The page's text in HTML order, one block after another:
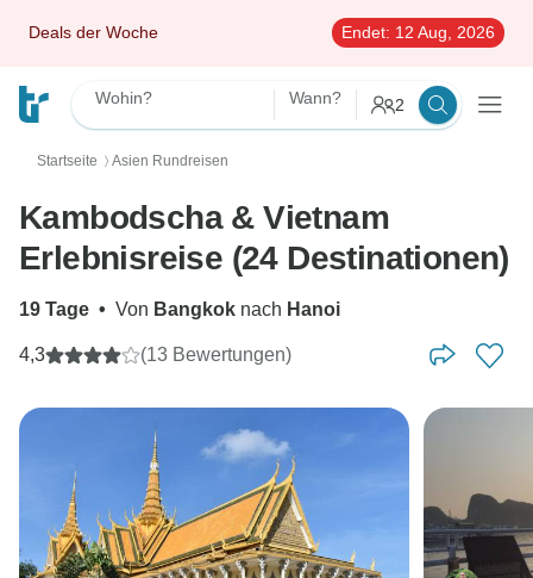
Deals der Woche Endet: 12 Aug, 2026
Wohin? Wann? 2
Startseite 〉 Asien Rundreisen
Kambodscha & Vietnam
Erlebnisreise (24 Destinationen)
19 Tage • Von Bangkok nach Hanoi
4,3 (13 Bewertungen)